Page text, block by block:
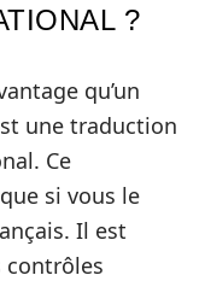
?
qu’un
une traduction
Ce
si vous le
Il est